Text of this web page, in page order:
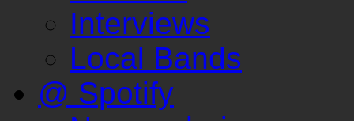
Interviews
Local Bands
@ Spotify